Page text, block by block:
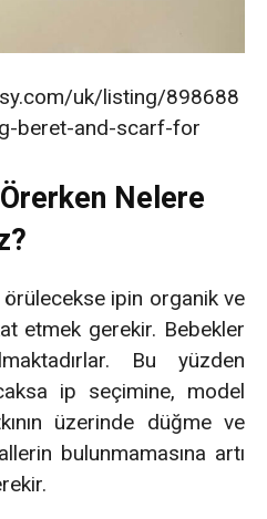
uk/listing/898688
beret-and-scarf-for
Nelere
örülecekse ipin organik ve
etmek gerekir. Bebekler
Bu yüzden
ip seçimine, model
üzerinde düğme ve
bulunmamasına artı